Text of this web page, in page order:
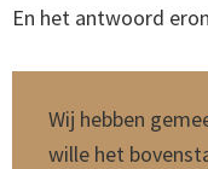
En het antwoord
Wij hebben
wille het